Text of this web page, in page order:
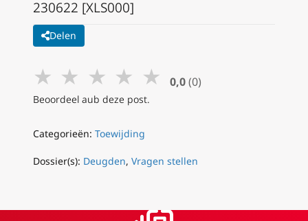
230622 [XLS000]
Delen
★ ★ ★ ★ ★ 0,0 (0)
Beoordeel aub deze post.
Categorieën: Toewijding
Dossier(s): Deugden, Vragen stellen